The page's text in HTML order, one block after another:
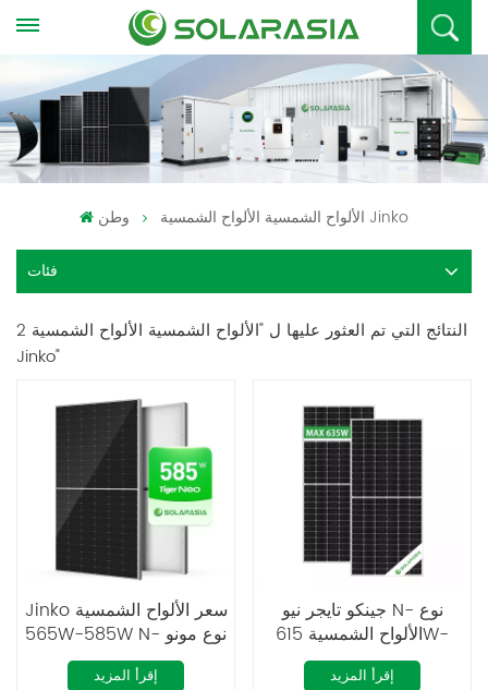
وطن الألواح الشمسية الألواح الشمسية Jinko
فئات
2 النتائج التي تم العثور عليها ل "الألواح الشمسية الألواح الشمسية
Jinko"
Jinko سعر الألواح الشمسية
565W-585W N- نوع مونو
بيرك النمر الجدد
إقرأ المزيد
جينكو تايجر نيو N- نوع
الألواح الشمسية 615W-
635W أحادي البلورية
إقرأ المزيد